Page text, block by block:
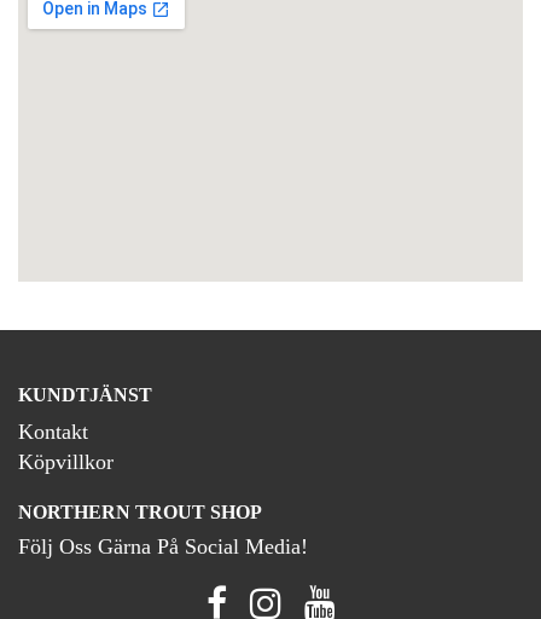
KUNDTJÄNST
Kontakt
Köpvillkor
NORTHERN TROUT SHOP
Följ Oss Gärna På Social Media!